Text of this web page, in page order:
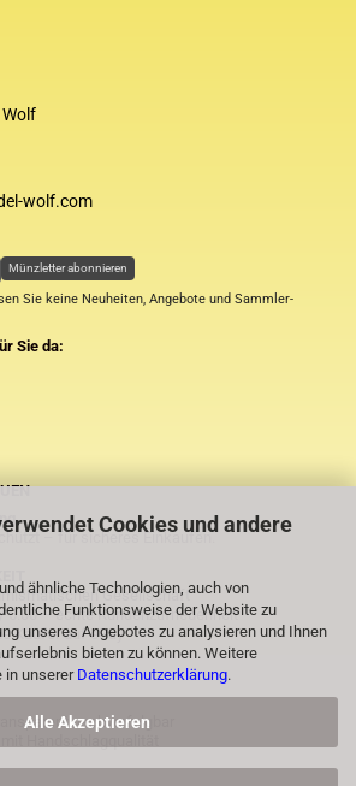
Cookies und andere
ähnliche Technologien, auch von
Funktionsweise der Website zu
unseres Angebotes zu analysieren und Ihnen
bieten zu können. Weitere
in unserer Datenschutzerklärung.
Alle Akzeptieren
wolf.com
Münzletter abonnieren
Sie keine Neuheiten, Angebote und Sammler-
Sie da:
– für sicheres Einkaufen.
Gesellschaft
5.00 – echte Kundenzufriedenheit
Käufer auf eBay
nachverfolgbar